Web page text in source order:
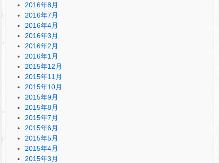
2016年8月
2016年7月
2016年4月
2016年3月
2016年2月
2016年1月
2015年12月
2015年11月
2015年10月
2015年9月
2015年8月
2015年7月
2015年6月
2015年5月
2015年4月
2015年3月